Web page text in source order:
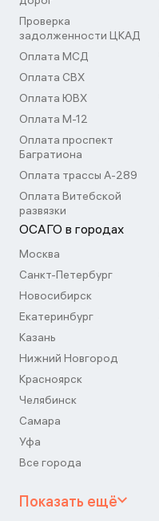
Проверка
задолженности ЦКАД
Оплата МСД
Оплата СВХ
Оплата ЮВХ
Оплата М-12
Оплата проспект
Багратиона
Оплата трассы А-289
Оплата Витебской
развязки
ОСАГО в городах
Москва
Санкт-Петербург
Новосибирск
Екатеринбург
Казань
Нижний Новгород
Красноярск
Челябинск
Самара
Уфа
Все города
Показать ещё